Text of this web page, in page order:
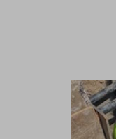
Actualizaciones del proyecto de infraestructura de Livermore